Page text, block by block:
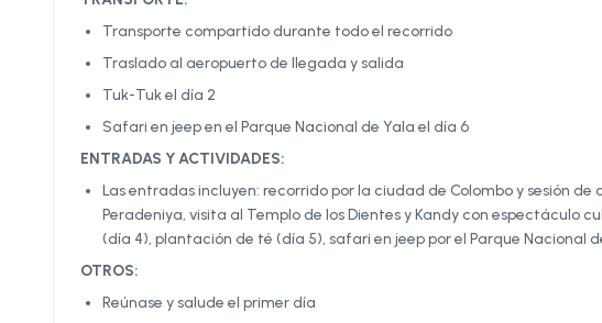
Transporte compartido durante todo el recorrido
Traslado al aeropuerto de llegada y salida
Tuk-Tuk el día 2
Safari en jeep en el Parque Nacional de Yala el día 6
ENTRADAS Y ACTIVIDADES:
Las entradas incluyen: recorrido por la ciudad de Colombo y sesión
Peradeniya, visita al Templo de los Dientes y Kandy con espectáculo
(día 4), plantación de té (día 5), safari en jeep por el Parque Nacional
OTROS:
Reúnase y salude el primer día